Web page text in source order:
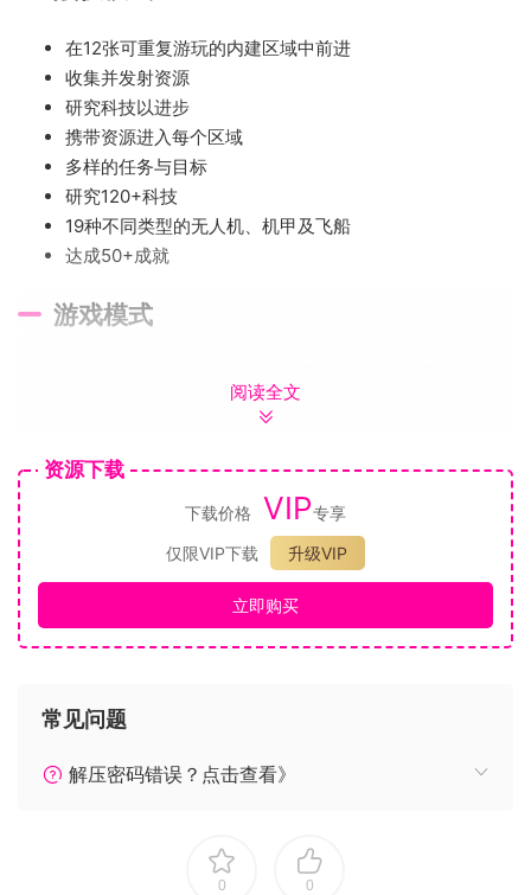
在12张可重复游玩的内建区域中前进
收集并发射资源
研究科技以进步
携带资源进入每个区域
多样的任务与目标
研究120+科技
19种不同类型的无人机、机甲及飞船
达成50+成就
游戏模式
你的核心来使用你收集的资源进行研究。为Boss的到来
攻击：为建造工厂生产机甲来摧毁敌人的核心，同时保护
你的基地，抵御敌人的攻击。创建各种不同类型的支援和
进攻单位，以协助你实现目标。
PVP：与最多4个不同团队的其他玩家互相伤害。创建单
位，或者直接用你的飞船攻击他人基地。
沙盒：无限的资源，没有敌人的威胁。使用只限于沙盒的
物品源和液体源来测试设计，和根据需要生成敌人。
自定义游戏和跨平台多人游戏
用于自定义的12个内置地图
游玩合作，PvP或沙盒模式
阅读全文
资源下载
下载价格 VIP专享
仅限VIP下载
升级VIP
立即购买
常见问题
解压密码错误？点击查看》
0 0